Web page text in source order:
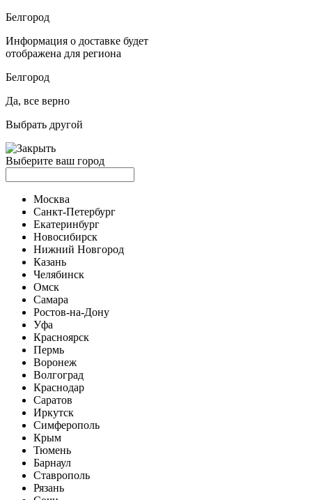
Белгород
Информация о доставке будет
отображена для региона
Белгород
Да, все верно
Выбрать другой
Выберите ваш город
Москва
Санкт-Петербург
Екатеринбург
Новосибирск
Нижний Новгород
Казань
Челябинск
Омск
Самара
Ростов-на-Дону
Уфа
Красноярск
Пермь
Воронеж
Волгоград
Краснодар
Саратов
Иркутск
Симферополь
Крым
Тюмень
Барнаул
Ставрополь
Рязань